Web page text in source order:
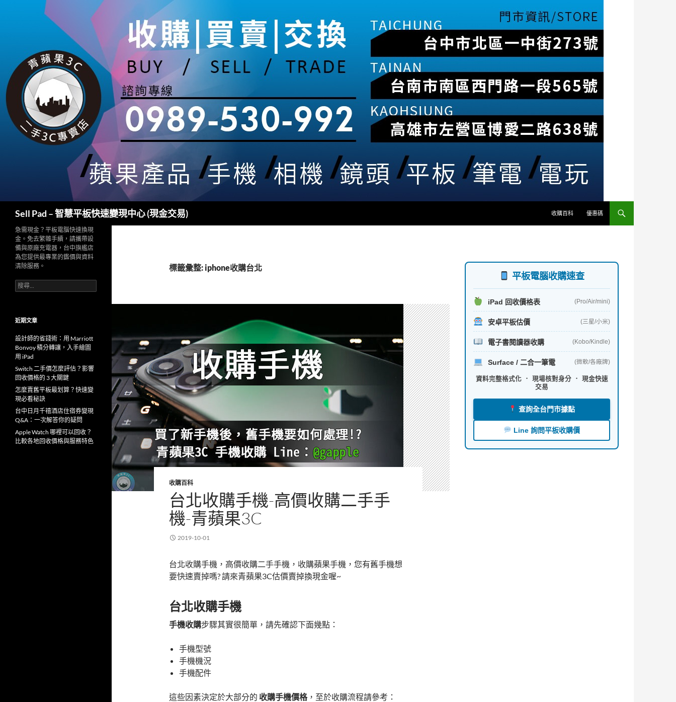
Sell Pad – 智慧平板快速變現中心 (現金交易) 收購百科 優惠碼
標籤彙整: iphone收購台北
收購百科
台北收購手機-高價收購二手手
機-青蘋果3C
2019-10-01
台北收購手機，高價收購二手手機，收購蘋果手機，您有舊手機想
要快速賣掉嗎? 請來青蘋果3C估價賣掉換現金喔~
台北收購手機
手機收購步驟其實很簡單，請先確認下面幾點：
手機型號
手機機況
手機配件
這些因素決定於大部分的 收購手機價格，至於收購流程請參考：
平板電腦收購速查
iPad 回收價格表 (Pro/Air/mini)
安卓平板估價 (三星/小米)
電子書閱讀器收購 (Kobo/Kindle)
Surface / 二合一筆電 (微軟/各廠牌)
資料完整格式化 ． 現場核對身分 ． 現金快速
交易
查詢全台門市據點
Line 詢問平板收購價
急需現金？平板電腦快速換現
金。免去繁雜手續，請攜帶設
備與原廠充電器，台中旗艦店
為您提供最專業的鑑價與資料
清除服務。
搜
尋
字:
近期文章
設計師的省錢術：用 Marriott
Bonvoy 積分轉讓，入手繪圖
用 iPad
Switch 二手價怎麼評估？影響
回收價格的 3 大關鍵
怎麼賣舊平板最划算？快速變
現必看秘訣
台中日月千禧酒店住宿券變現
Q&A：一次解答你的疑問
Apple Watch 哪裡可以回收？
比較各地回收價格與服務特色